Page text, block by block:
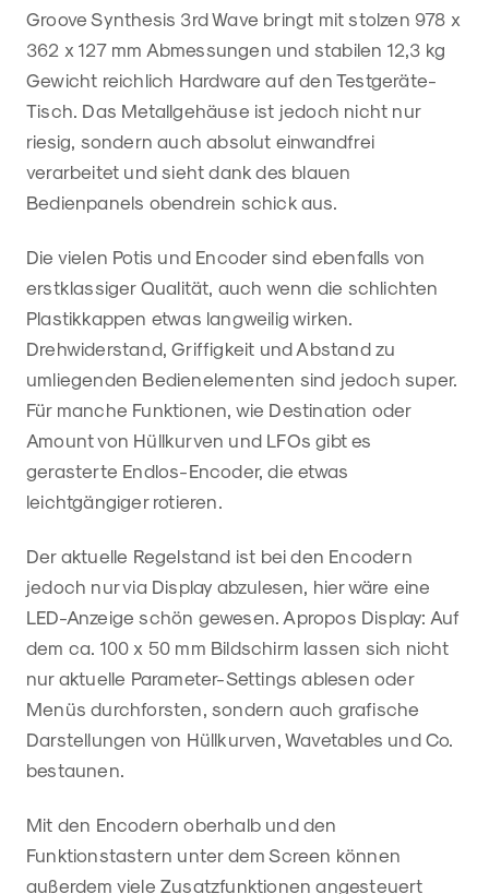
Groove Synthesis 3rd Wave bringt mit stolzen 978 x
362 x 127 mm Abmessungen und stabilen 12,3 kg
Gewicht reichlich Hardware auf den Testgeräte-
Tisch. Das Metallgehäuse ist jedoch nicht nur
riesig, sondern auch absolut einwandfrei
verarbeitet und sieht dank des blauen
Bedienpanels obendrein schick aus.
Die vielen Potis und Encoder sind ebenfalls von
erstklassiger Qualität, auch wenn die schlichten
Plastikkappen etwas langweilig wirken.
Drehwiderstand, Griffigkeit und Abstand zu
umliegenden Bedienelementen sind jedoch super.
Für manche Funktionen, wie Destination oder
Amount von Hüllkurven und LFOs gibt es
gerasterte Endlos-Encoder, die etwas
leichtgängiger rotieren.
Der aktuelle Regelstand ist bei den Encodern
jedoch nur via Display abzulesen, hier wäre eine
LED-Anzeige schön gewesen. Apropos Display: Auf
dem ca. 100 x 50 mm Bildschirm lassen sich nicht
nur aktuelle Parameter-Settings ablesen oder
Menüs durchforsten, sondern auch grafische
Darstellungen von Hüllkurven, Wavetables und Co.
bestaunen.
Mit den Encodern oberhalb und den
Funktionstastern unter dem Screen können
außerdem viele Zusatzfunktionen angesteuert